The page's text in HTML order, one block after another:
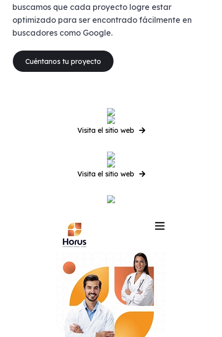
buscamos que cada proyecto logre estar
optimizado para ser encontrado fácilmente en
buscadores como Google.
Cuéntanos tu proyecto
Visita el sitio web
Visita el sitio web